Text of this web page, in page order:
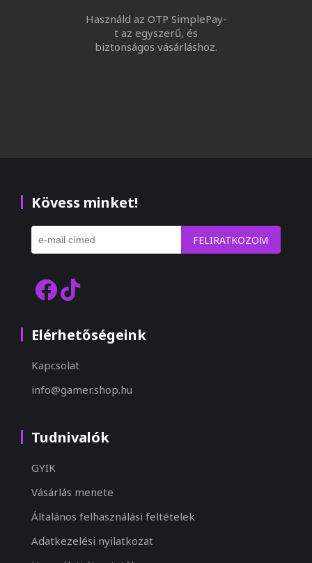
Használd az OTP SimplePay-
t az egyszerű, és
biztonságos vásárláshoz.
Kövess minket!
FELIRATKOZOM
Elérhetőségeink
Kapcsolat
info@gamer.shop.hu
Tudnivalók
GYIK
Vásárlás menete
Általános felhasználási feltételek
Adatkezelési nyilatkozat